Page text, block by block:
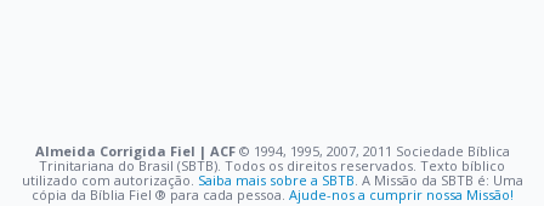
Almeida Corrigida Fiel | ACF©️ 1994, 1995, 2007, 2011 Sociedade Bíblica
Trinitariana do Brasil (SBTB). Todos os direitos reservados. Texto bíblico
utilizado com autorização. Saiba mais sobre a SBTB. A Missão da SBTB é: Uma
cópia da Bíblia Fiel ®️ para cada pessoa. Ajude-nos a cumprir nossa Missão!